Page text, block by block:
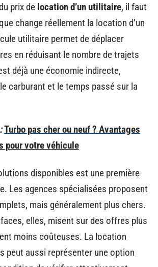
prix de location d’un utilitaire, il faut
change réellement la location d’un
utilitaire permet de déplacer
en réduisant le nombre de trajets
déjà une économie indirecte,
carburant et le temps passé sur la
Turbo pas cher ou neuf ? Avantages
pour votre véhicule
disponibles est une première
Les agences spécialisées proposent
mais généralement plus chers.
elles, misent sur des offres plus
moins coûteuses. La location
peut aussi représenter une option